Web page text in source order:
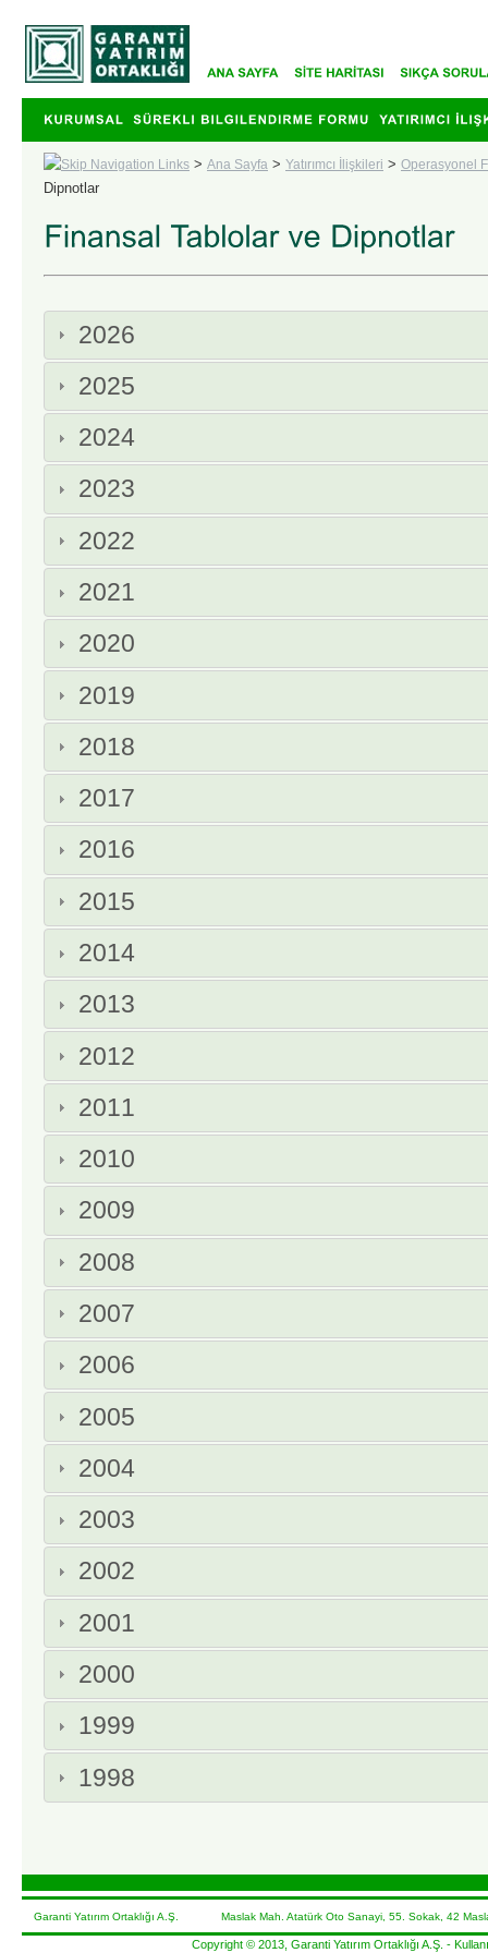
> Ana Sayfa > Yatırımcı İlişkileri > Operasyonel
Dipnotlar
2026
2025
2024
2023
2022
2021
2020
2019
2018
2017
2016
2015
2014
2013
2012
2011
2010
2009
2008
2007
2006
2005
2004
2003
2002
2001
2000
1999
1998
Garanti Yatırım Ortaklığı A.Ş. Maslak Mah. Atatürk Oto Sanayi, 55. Sokak, 42
Copyright © 2013, Garanti Yatırım Ortaklığı A.Ş. -